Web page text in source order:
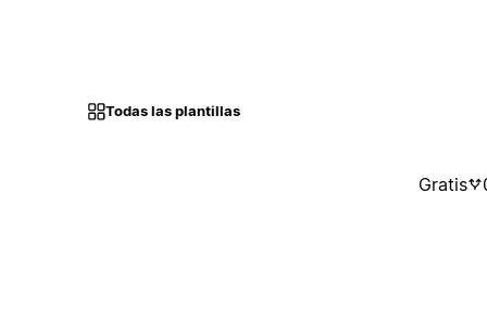
Todas las plantillas
Gratis